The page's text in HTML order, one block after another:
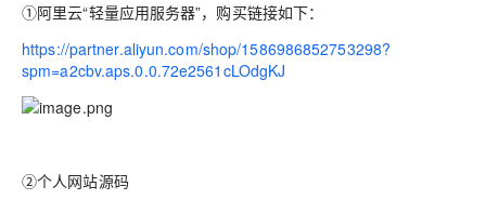
①阿里云“轻量应用服务器”，购买链接如下：
https://partner.aliyun.com/shop/1586986852753298?
spm=a2cbv.aps.0.0.72e2561cLOdgKJ
②个人网站源码